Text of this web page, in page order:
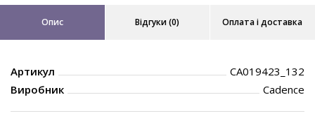
Опис Відгуки (0) Оплата і доставка
Артикул
CA019423_132
Виробник
Cadence